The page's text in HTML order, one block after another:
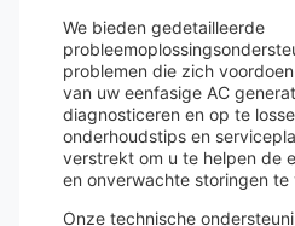
We bieden gedetailleerde
problemen die zich
van uw eenfasige AC
diagnosticeren en op te
onderhoudstips en
verstrekt om u te helpen de
en onverwachte storingen te
Onze technische